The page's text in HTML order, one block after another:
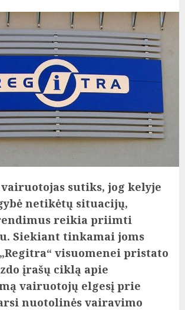
sutiks, jog kelyje
netikėtų situacijų,
reikia priimti
Siekiant tinkamai joms
visuomenei pristato
įrašų ciklą apie
vairuotojų elgesį prie
nuotolinės vairavimo